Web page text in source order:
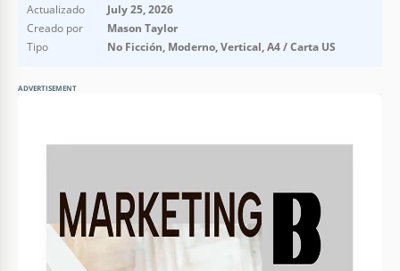
Actualizado
July 25, 2026
Creado por
Mason Taylor
Tipo
No Ficción, Moderno, Vertical, A4 / Carta US
ADVERTISEMENT